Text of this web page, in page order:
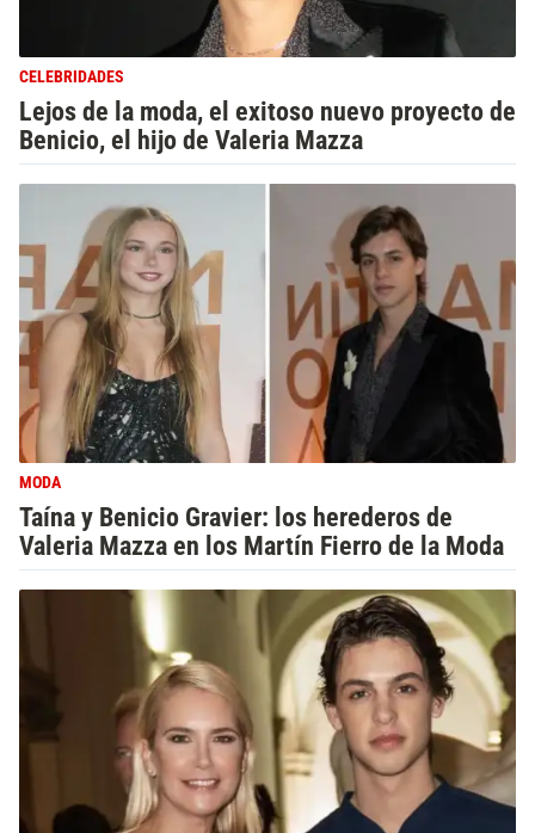
CELEBRIDADES
Lejos de la moda, el exitoso nuevo proyecto de
Benicio, el hijo de Valeria Mazza
MODA
Taína y Benicio Gravier: los herederos de
Valeria Mazza en los Martín Fierro de la Moda